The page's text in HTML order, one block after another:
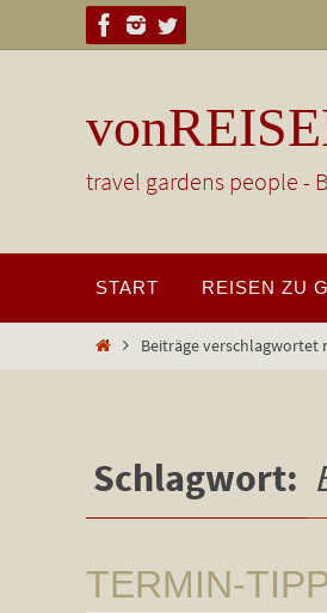
Inhalt
travel gardens people -
springen
START REISEN ZU
StartBeiträge verschlagwortet
Schlagwort:
TERMIN-